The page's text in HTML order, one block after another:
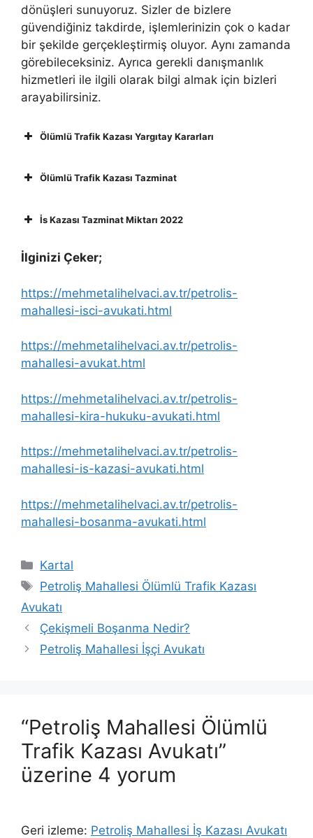
dönüşleri sunuyoruz. Sizler de bizlere
güvendiğiniz takdirde, işlemlerinizin çok o kadar
bir şekilde gerçekleştirmiş oluyor. Aynı zamanda
görebileceksiniz. Ayrıca gerekli danışmanlık
hizmetleri ile ilgili olarak bilgi almak için bizleri
arayabilirsiniz.
Ölümlü Trafik Kazası Yargıtay Kararları
Ölümlü Trafik Kazası Tazminat
İs Kazası Tazminat Miktarı 2022
İlginizi Çeker;
https://mehmetalihelvaci.av.tr/petrolis-
mahallesi-isci-avukati.html
https://mehmetalihelvaci.av.tr/petrolis-
mahallesi-avukat.html
https://mehmetalihelvaci.av.tr/petrolis-
mahallesi-kira-hukuku-avukati.html
https://mehmetalihelvaci.av.tr/petrolis-
mahallesi-is-kazasi-avukati.html
https://mehmetalihelvaci.av.tr/petrolis-
mahallesi-bosanma-avukati.html
Kategoriler
Kartal
Etiketler
Petroliş Mahallesi Ölümlü Trafik Kazası
Avukatı
Çekişmeli Boşanma Nedir?
Petroliş Mahallesi İşçi Avukatı
“Petroliş Mahallesi Ölümlü
Trafik Kazası Avukatı”
üzerine 4 yorum
Geri izleme: Petroliş Mahallesi İş Kazası Avukatı